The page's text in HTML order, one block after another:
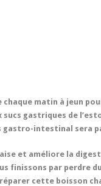
chaque matin à jeun
sucs gastriques de
gastro-intestinal sera
et améliore la
finissons par perdre
cette boisson